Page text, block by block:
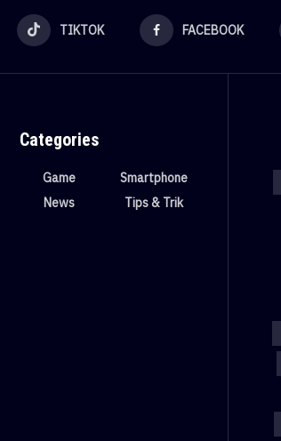
TIKTOK FACEBOOK
Categories
Game
News
Smartphone
Tips & Trik